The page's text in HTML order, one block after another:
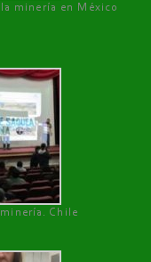
minería en México
Chile